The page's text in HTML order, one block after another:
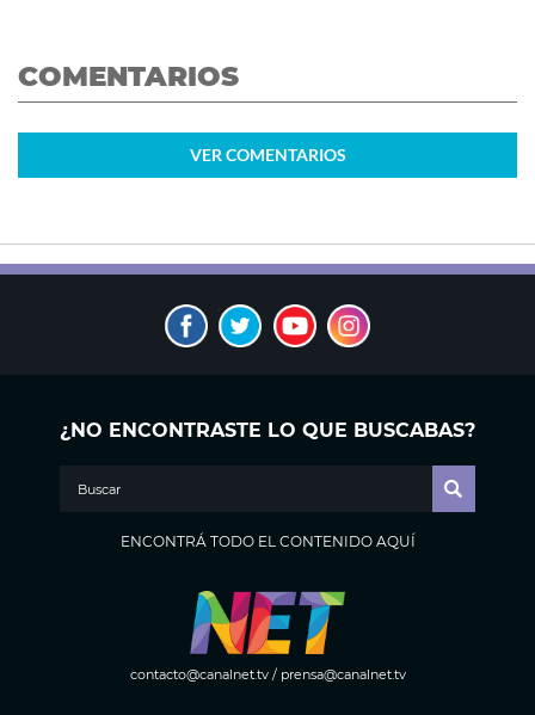
COMENTARIOS
VER COMENTARIOS
¿NO ENCONTRASTE LO QUE BUSCABAS?
ENCONTRÁ TODO EL CONTENIDO AQUÍ
contacto@canalnet.tv/ prensa@canalnet.tv